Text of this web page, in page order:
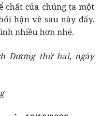
chất của chúng ta một
hận về sau này đấy.
nhiều hơn nhé.
Dương thứ hai, ngày